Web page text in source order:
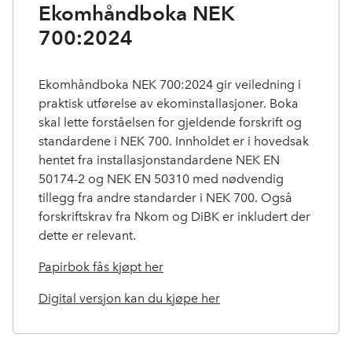
Ekomhåndboka NEK
700:2024
Ekomhåndboka NEK 700:2024 gir veiledning i
praktisk utførelse av ekominstallasjoner. Boka
skal lette forståelsen for gjeldende forskrift og
standardene i NEK 700. Innholdet er i hovedsak
hentet fra installasjonstandardene NEK EN
50174-2 og NEK EN 50310 med nødvendig
tillegg fra andre standarder i NEK 700. Også
forskriftskrav fra Nkom og DiBK er inkludert der
dette er relevant.
Papirbok fås kjøpt her
Digital versjon kan du kjøpe her